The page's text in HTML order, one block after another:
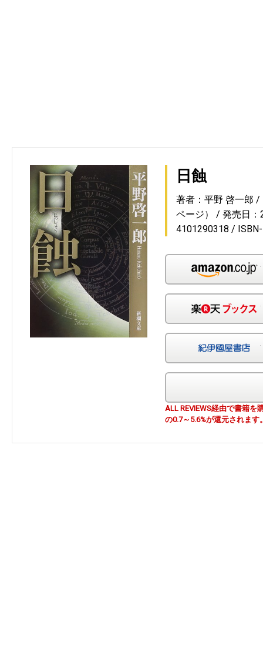
日蝕
著者：平野 啓一郎
ページ）
発売日
4101290318
ALL REVIEWS経由で書籍
の0.7～5.6%が還元されます